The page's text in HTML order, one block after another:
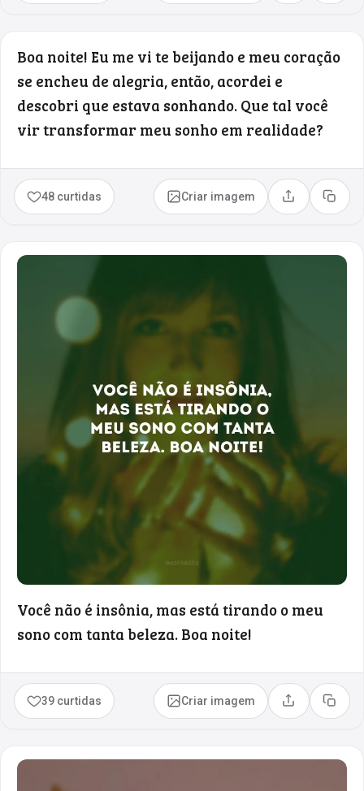
Boa noite! Eu me vi te beijando e meu coração
se encheu de alegria, então, acordei e
descobri que estava sonhando. Que tal você
vir transformar meu sonho em realidade?
48 curtidas Criar imagem Compartilhar
Copiar
Você não é insônia, mas está tirando o meu
sono com tanta beleza. Boa noite!
39 curtidas Criar imagem Compartilhar
Copiar